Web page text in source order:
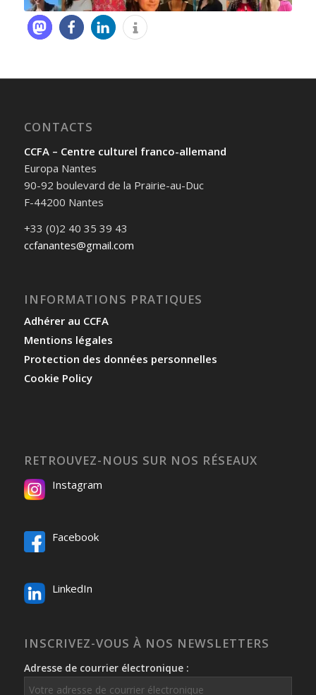
CONTACTS
CCFA – Centre culturel franco-allemand
Europa Nantes
90-92 boulevard de la Prairie-au-Duc
F-44200 Nantes
+33 (0)2 40 35 39 43
ccfanantes@gmail.com
INFORMATIONS PRATIQUES
Adhérer au CCFA
Mentions légales
Protection des données personnelles
Cookie Policy
RETROUVEZ-NOUS SUR NOS RÉSEAUX
Instagram
Facebook
LinkedIn
INSCRIVEZ-VOUS À NOS NEWSLETTERS
Adresse de courrier électronique :